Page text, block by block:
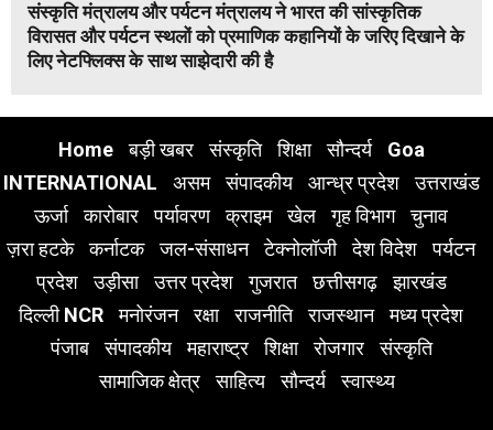
संस्कृति मंत्रालय और पर्यटन मंत्रालय ने भारत की सांस्कृतिक
विरासत और पर्यटन स्थलों को प्रमाणिक कहानियों के जरिए दिखाने के
लिए नेटफ्लिक्स के साथ साझेदारी की है
Home बड़ी खबर संस्कृति शिक्षा सौन्दर्य
Goa
INTERNATIONAL
असम संपादकीय आन्ध्र प्रदेश
उत्तराखंड
ऊर्जा
कारोबार पर्यावरण क्राइम खेल गृह विभाग
चुनाव
ज़रा हटके
कर्नाटक जल-संसाधन टेक्नोलॉजी देश विदेश
पर्यटन
प्रदेश
उड़ीसा उत्तर प्रदेश गुजरात छत्तीसगढ़
झारखंड
दिल्ली NCR
मनोरंजन रक्षा राजनीति राजस्थान
मध्य प्रदेश
पंजाब
संपादकीय महाराष्ट्र शिक्षा रोजगार
संस्कृति
सामाजिक क्षेत्र
साहित्य सौन्दर्य स्वास्थ्य